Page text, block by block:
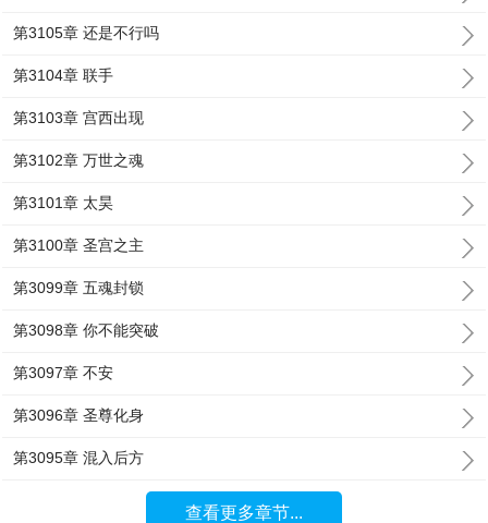
第3105章 还是不行吗
第3104章 联手
第3103章 宫西出现
第3102章 万世之魂
第3101章 太昊
第3100章 圣宫之主
第3099章 五魂封锁
第3098章 你不能突破
第3097章 不安
第3096章 圣尊化身
第3095章 混入后方
查看更多章节...